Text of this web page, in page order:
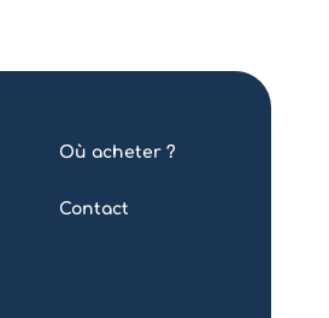
Où acheter ?
Contact